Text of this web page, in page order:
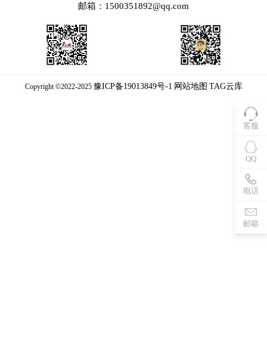
客服
QQ
电话
邮箱
邮箱：1500351892@qq.com
Copyright ©2022-2025 豫ICP备19013849号-1 网站地图 TAG云库